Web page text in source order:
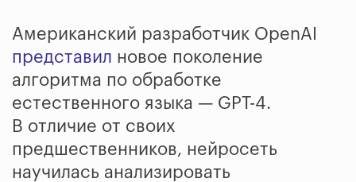
Американский разработчик OpenAI
представил новое поколение
алгоритма по обработке
естественного языка — GPT-4.
В отличие от своих
предшественников, нейросеть
научилась анализировать